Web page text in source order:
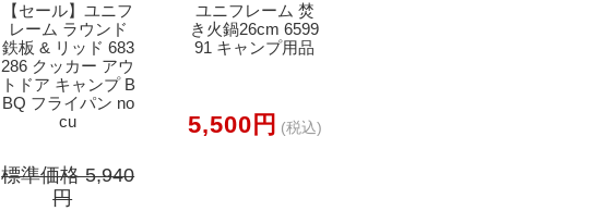
【セール】ユニフ
レーム ラウンド
鉄板 & リッド 683
286 クッカー アウ
トドア キャンプ B
BQ フライパン no
cu
標準価格 5,940
円
ユニフレーム 焚
き火鍋26cm 6599
91 キャンプ用品
5,500円 (税込)